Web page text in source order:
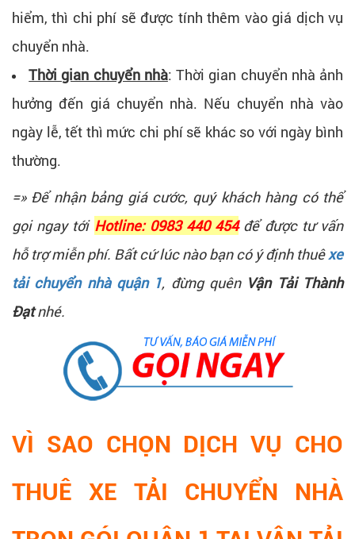
hiểm, thì chi phí sẽ được tính thêm vào giá dịch vụ
chuyển nhà.
Thời gian chuyển nhà: Thời gian chuyển nhà ảnh
hưởng đến giá chuyển nhà. Nếu chuyển nhà vào
ngày lễ, tết thì mức chi phí sẽ khác so với ngày bình
thường.
=» Để nhận bảng giá cước, quý khách hàng có thể
gọi ngay tới Hotline: 0983 440 454để được tư vấn
hỗ trợ miễn phí. Bất cứ lúc nào bạn có ý định thuêxe
tải chuyển nhà quận 1, đừng quên Vận Tải Thành
Đạtnhé.
VÌ SAO CHỌN DỊCH VỤ CHO
THUÊ XE TẢI CHUYỂN NHÀ